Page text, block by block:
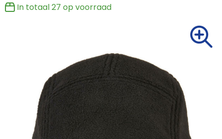
In totaal27 op voorraad